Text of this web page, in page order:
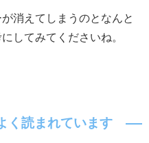
消えてしまうのとなんと
してみてくださいね。
く読まれています